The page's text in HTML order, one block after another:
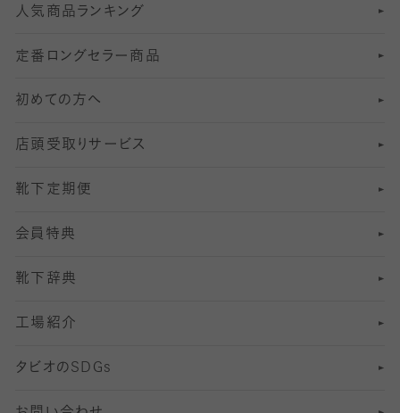
211デニールタイツ以上（防寒・厚手タイツ）
6 分丈レギンス
7 分丈 レギンス
8分丈 レギンス
10分丈 レギンス
12分丈レギンス
13分丈レギンス
オールスルーストッキング
冠婚葬祭向けソックス・靴下
スーツカジュアルソックス・靴下
ロングホーズ
ゴルフソックス・靴下
サッカー・フットサル用ソックス
ヨガソックス・靴下
スポーツ用レッグウォーマー
SSサイズ（21～23cm）
Sサイズ（22～25cm）
Mサイズ（25～27cm）
Lサイズ（27～29cm）
インナーソックス
加圧・着圧ソックス
冷えとり靴下
着圧・加圧タイツ
むくみ対策
足の疲れ対策
足の臭い対策
冷え対策
靴ずれ対策
人気商品ランキング
定番ロングセラー商品
初めての方へ
店頭受取りサービス
靴下定期便
会員特典
靴下辞典
工場紹介
タビオのSDGs